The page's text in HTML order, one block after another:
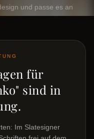
und passe es an
für
sind in
Im Slatesigner